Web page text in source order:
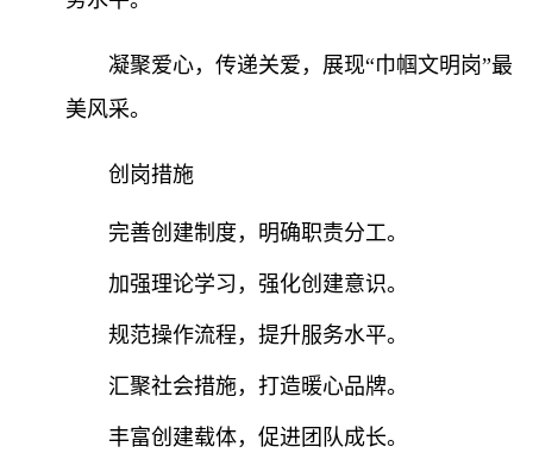
凝聚爱心，传递关爱，展现“巾帼文明岗”最
美风采。
创岗措施
完善创建制度，明确职责分工。
加强理论学习，强化创建意识。
规范操作流程，提升服务水平。
汇聚社会措施，打造暖心品牌。
丰富创建载体，促进团队成长。